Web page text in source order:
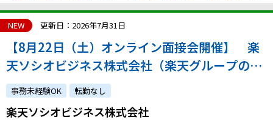
NEW 更新日：2026年7月31日
【8月22日（土）オンライン面接会開催】 楽
天ソシオビジネス株式会社（楽天グループの特
例子会社◎障害の有無にかかわらずチャレンジ
できます）
事務未経験OK 転勤なし
楽天ソシオビジネス株式会社